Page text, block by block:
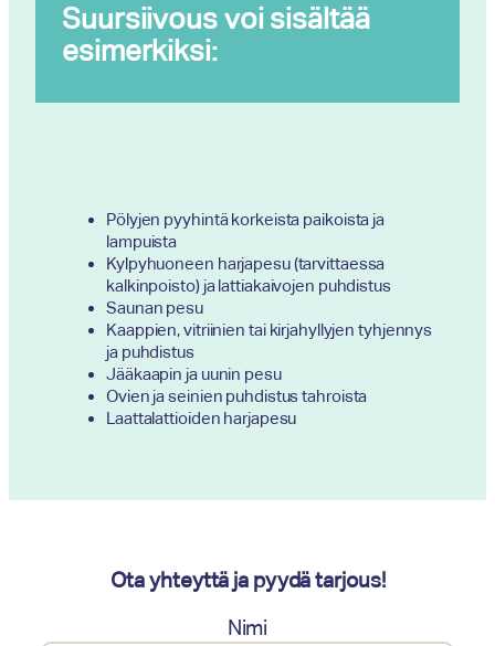
Suursiivous voi sisältää
esimerkiksi:
Pölyjen pyyhintä korkeista paikoista ja
lampuista
Kylpyhuoneen harjapesu (tarvittaessa
kalkinpoisto) ja lattiakaivojen puhdistus
Saunan pesu
Kaappien, vitriinien tai kirjahyllyjen tyhjennys
ja puhdistus
Jääkaapin ja uunin pesu
Ovien ja seinien puhdistus tahroista
Laattalattioiden harjapesu
Ota yhteyttä ja pyydä tarjous!
Nimi